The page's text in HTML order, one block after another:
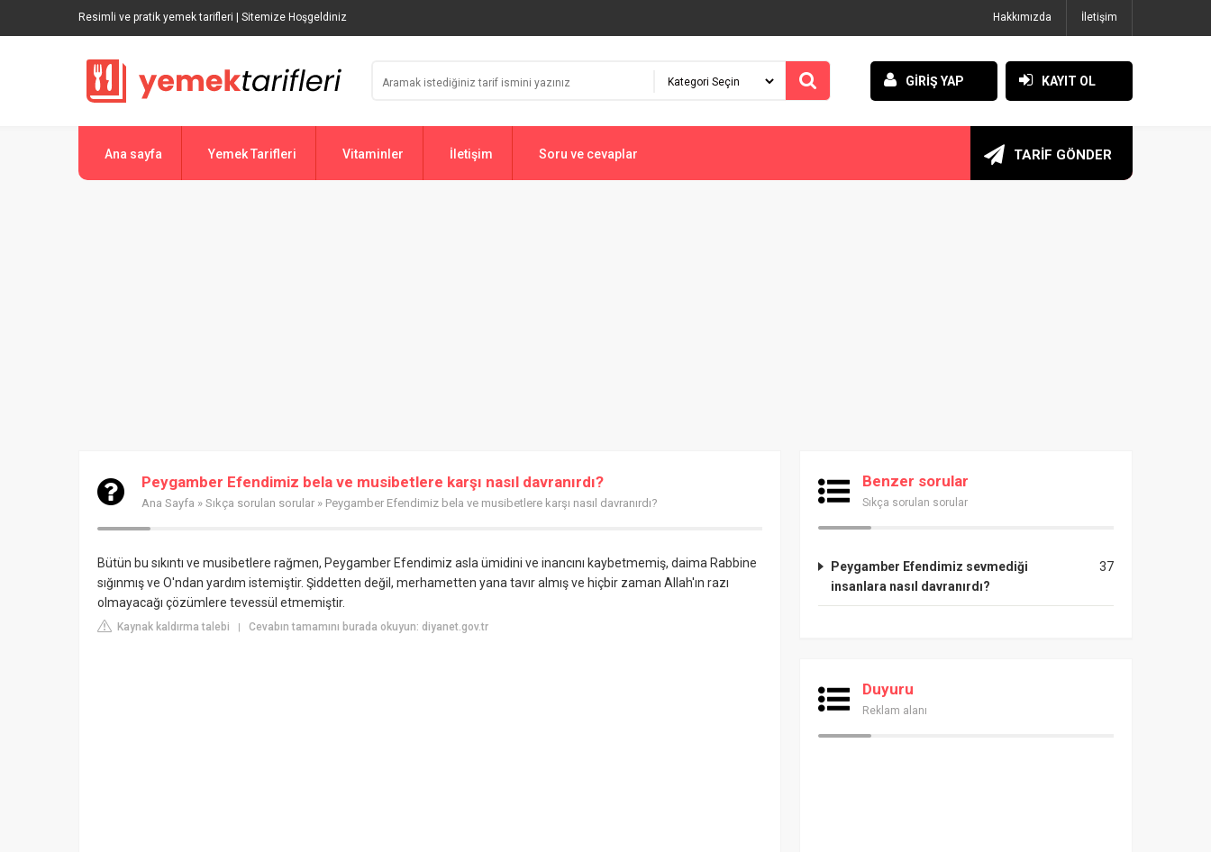
Resimli ve pratik yemek tarifleri | Sitemize Hoşgeldiniz Hakkımızda İletişim
GİRİŞ YAP KAYIT OL
Ana sayfa Yemek Tarifleri Vitaminler İletişim Soru ve cevaplar TARİF GÖNDER
Peygamber Efendimiz bela ve musibetlere karşı nasıl davranırdı?
Ana Sayfa » Sıkça sorulan sorular » Peygamber Efendimiz bela ve musibetlere karşı nasıl davranırdı?
Bütün bu sıkıntı ve musibetlere rağmen, Peygamber Efendimiz asla ümidini ve inancını kaybetmemiş, daima Rabbine
sığınmış ve O'ndan yardım istemiştir. Şiddetten değil, merhametten yana tavır almış ve hiçbir zaman Allah'ın razı
olmayacağı çözümlere tevessül etmemiştir.
Kaynak kaldırma talebi | Cevabın tamamını burada okuyun: diyanet.gov.tr
Benzer sorular
Sıkça sorulan sorular
37
Peygamber Efendimiz sevmediği
insanlara nasıl davranırdı?
Duyuru
Reklam alanı